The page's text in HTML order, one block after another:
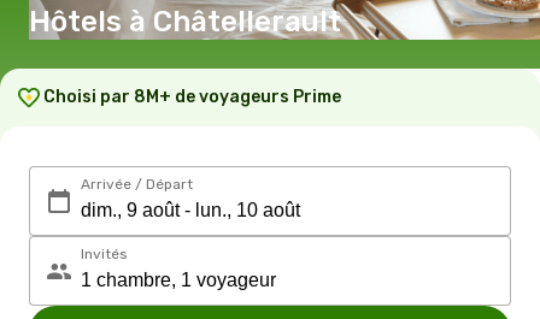
Hôtels à Châtellerault
Choisi par 8M+ de voyageurs Prime
Arrivée / Départ
Invités